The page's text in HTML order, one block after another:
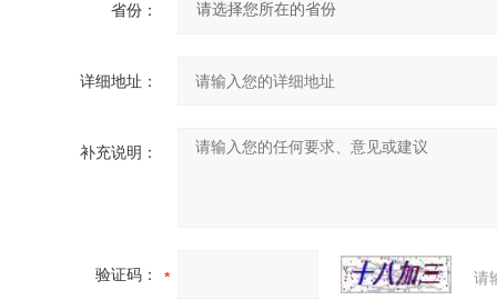
省份：
详细地址：
补充说明：
验证码： 请